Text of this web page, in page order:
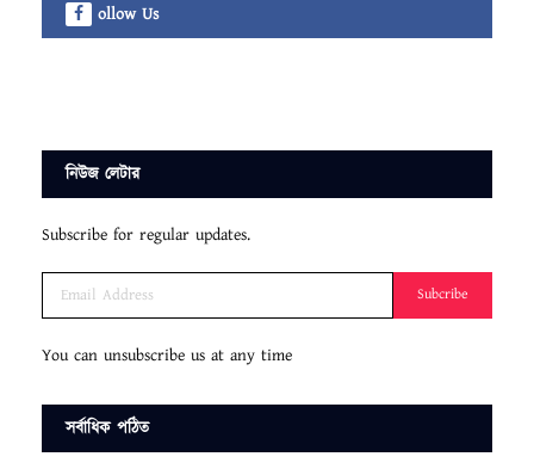
ollow Us
নিউজ লেটার
Subscribe for regular updates.
Subcribe
You can unsubscribe us at any time
সর্বাধিক পঠিত